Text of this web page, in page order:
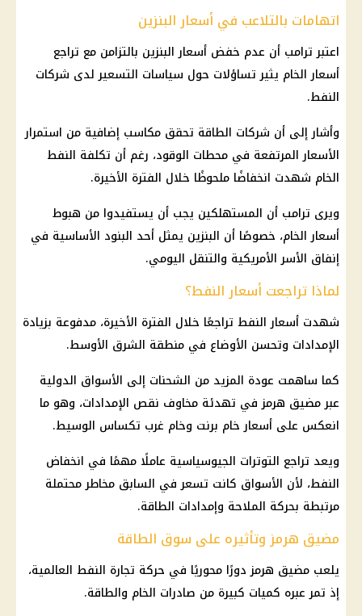
اتهامات بالتلاعب في أسعار البنزين
اعتبر ترامب أن عدم خفض أسعار البنزين بالتزامن مع تراجع
أسعار الخام يثير تساؤلات حول سياسات التسعير لدى شركات
النفط.
وأشار إلى أن شركات الطاقة تحقق مكاسب إضافية من استمرار
الأسعار المرتفعة في محطات الوقود، رغم أن تكلفة النفط
الخام شهدت انخفاضًا ملحوظًا خلال الفترة الأخيرة.
ويرى ترامب أن المستهلكين يجب أن يستفيدوا من هبوط
أسعار الخام، خصوصًا أن البنزين يمثل أحد البنود الأساسية في
إنفاق الأسر الأمريكية والتنقل اليومي.
لماذا تراجعت أسعار النفط؟
شهدت أسعار النفط تراجعًا خلال الفترة الأخيرة، مدفوعة بزيادة
الإمدادات وتحسن الأوضاع في منطقة الشرق الأوسط.
كما ساهمت عودة المزيد من الشحنات إلى الأسواق الدولية
عبرمضيق هرمزفي تهدئة مخاوف نقص الإمدادات، وهو ما
انعكس على أسعارخام برنت وخام غرب تكساس الوسيط.
ويعد تراجع التوترات الجيوسياسية عاملًا مهمًا في انخفاض
النفط، لأن الأسواق كانت تسعر في السابق مخاطر محتملة
مرتبطة بحركة الملاحة وإمدادات الطاقة.
مضيق هرمز وتأثيره على سوق الطاقة
يلعب مضيق هرمزدورًا محوريًا في حركة تجارة النفط العالمية،
إذ تمر عبره كميات كبيرة من صادرات الخام والطاقة.